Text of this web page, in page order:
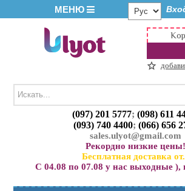
МЕНЮ
(097) 201 5777;(098) 611
(093) 740 4400;(066) 656
sales.ulyot@gmail.com
Рекордно низкие цены!
Бесплатная доставка
С 04.08 по 07.08 у нас выходные ),